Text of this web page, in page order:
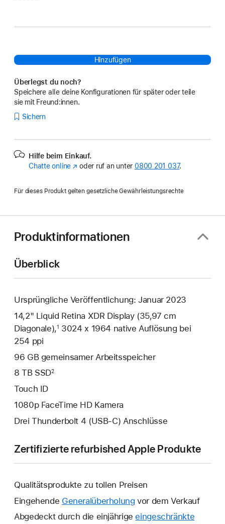
Hinzufügen
Überlegst du noch?
Speichere alle deine Konfigurationen für später oder teile
sie mit Freund:innen.
Sichern
Hilfe beim Einkauf.
Chatte online (Öffnet
Fenster)
oder ruf an unter 0800 201 037.
Für dieses Produkt gelten gesetzliche Gewährleistungsrechte
Produktinformationen
Überblick
Ursprüngliche Veröffentlichung: Januar 2023
14,2" Liquid Retina XDR Display (35,97 cm
Diagonale),1 3024 x 1964 native Auflösung bei
254 ppi
96 GB gemeinsamer Arbeitsspeicher
8 TB SSD2
Touch ID
1080p FaceTime HD Kamera
Drei Thunderbolt 4 (USB‑C) Anschlüsse
Zertifizierte refurbished Apple Produkte
Qualitätsprodukte zu tollen Preisen
Eingehende Generalüberholung vor dem Verkauf
Abgedeckt durch die einjährige eingeschränkte